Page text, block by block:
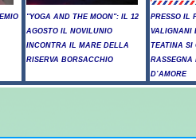
"YOGA AND THE MOON": IL 12
AGOSTO IL NOVILUNIO
INCONTRA IL MARE DELLA
RISERVA BORSACCHIO
PRESSO IL
VALIGNANI
TEATINA SI
RASSEGNA
D’AMORE